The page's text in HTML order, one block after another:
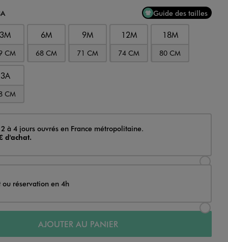
Guide des tailles
3M
CM
6M
68 CM
9M
71 CM
12M
74 CM
18M
80 CM
3A
CM
à 4 jours ouvrés en France métropolitaine.
d'achat.
ou réservation en 4h
AJOUTER AU PANIER